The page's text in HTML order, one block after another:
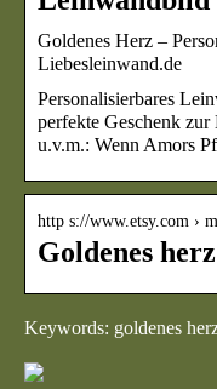
Goldenes Herz –
Liebesleinwand.de
Personalisierbares
perfekte Geschenk zur
u.v.m.: Wenn Amors
http s://www.etsy.com ›
Goldenes
Keywords: goldenes